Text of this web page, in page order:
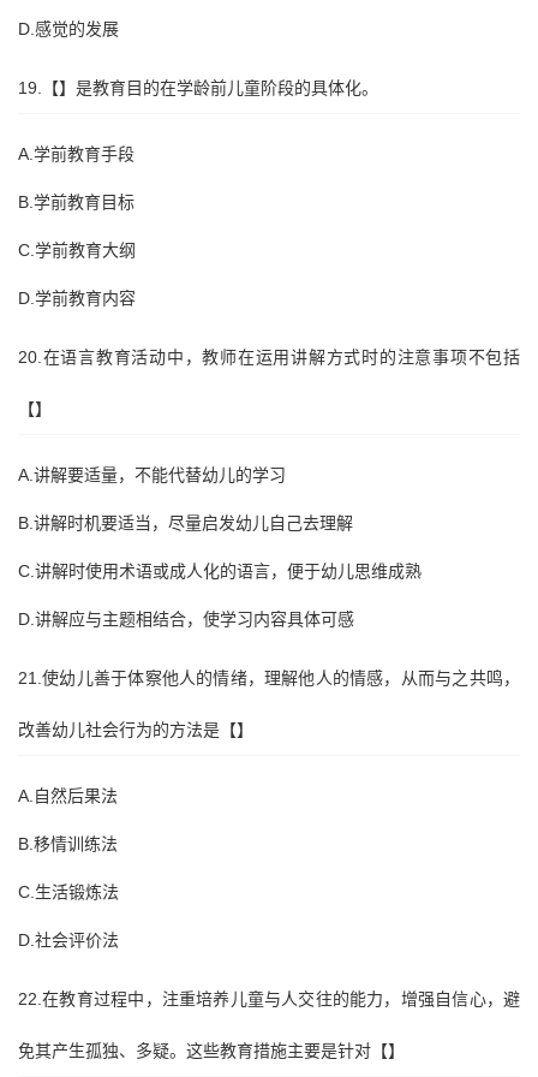
D.感觉的发展
19.【】是教育目的在学龄前儿童阶段的具体化。
A.学前教育手段
B.学前教育目标
C.学前教育大纲
D.学前教育内容
20.在语言教育活动中，教师在运用讲解方式时的注意事项不包括
【】
A.讲解要适量，不能代替幼儿的学习
B.讲解时机要适当，尽量启发幼儿自己去理解
C.讲解时使用术语或成人化的语言，便于幼儿思维成熟
D.讲解应与主题相结合，使学习内容具体可感
21.使幼儿善于体察他人的情绪，理解他人的情感，从而与之共鸣，
改善幼儿社会行为的方法是【】
A.自然后果法
B.移情训练法
C.生活锻炼法
D.社会评价法
22.在教育过程中，注重培养儿童与人交往的能力，增强自信心，避
免其产生孤独、多疑。这些教育措施主要是针对【】